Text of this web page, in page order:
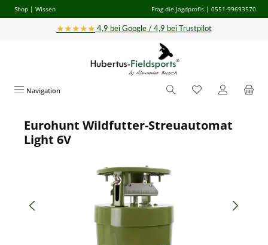
Zum Hauptinhalt springen
Shop | Wissen Frag die Jagdprofis | 0551-99693570
★★★★★ 4,9 bei Google / 4,9 bei Trustpilot
Navigation
Bildergalerie überspringen
Eurohunt Wildfutter-Streuautomat
Light 6V